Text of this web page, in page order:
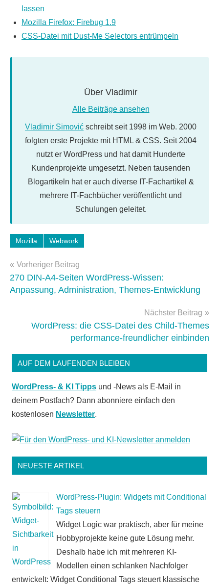
lassen
Mozilla Firefox: Firebug 1.9
CSS-Datei mit Dust-Me Selectors entrümpeln
Über Vladimir
Alle Beiträge ansehen
Vladimir Simović schreibt seit 1998 im Web. 2000
folgten erste Projekte mit HTML & CSS. Seit 2004
nutzt er WordPress und hat damit Hunderte
Kundenprojekte umgesetzt. Neben tausenden
Blogartikeln hat er auch diverse IT-Fachartikel &
mehrere IT-Fachbücher veröffentlicht und
Schulungen geleitet.
Schlagwörter:
firefox,
Tools ,
webwork-
Mozilla Webwork
Beitragsnavigation
Vorheriger Beitrag
270 DIN-A4-Seiten WordPress-Wissen:
Anpassung, Administration, Themes-Entwicklung
Nächster Beitrag
WordPress: die CSS-Datei des Child-Themes
performance-freundlicher einbinden
AUF DEM LAUFENDEN BLEIBEN
WordPress- & KI Tipps und -News als E-Mail in
deinem Postfach? Dann abonniere einfach den
kostenlosen Newsletter.
NEUESTE ARTIKEL
WordPress-Plugin: Widgets mit Conditional
Tags steuern
Widget Logic war praktisch, aber für meine
Hobbyprojekte keine gute Lösung mehr.
Deshalb habe ich mit mehreren KI-
Modellen einen schlanken Nachfolger
entwickelt: Widget Conditional Tags steuert klassische